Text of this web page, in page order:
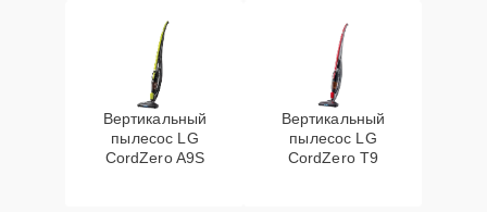
Вертикальный
пылесос LG
CordZero A9S
Вертикальный
пылесос LG
CordZero T9